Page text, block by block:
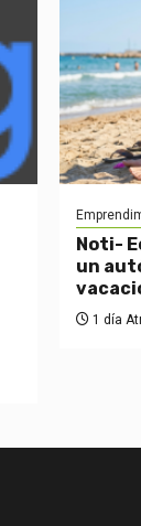
Noti-
un
1 día